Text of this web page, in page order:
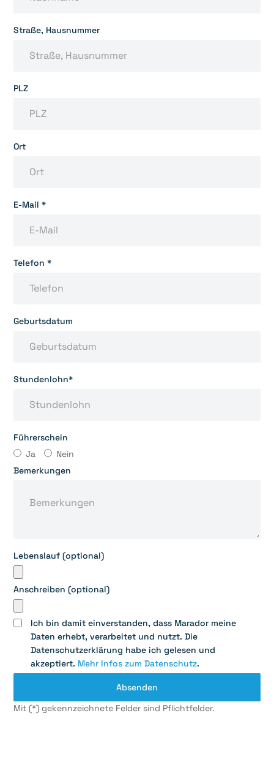
Straße, Hausnummer
PLZ
Ort
E-Mail *
Telefon *
Geburtsdatum
Stundenlohn*
Führerschein
Ja
Nein
Bemerkungen
Lebenslauf (optional)
Anschreiben (optional)
Ich bin damit einverstanden, dass Marador meine
Daten erhebt, verarbeitet und nutzt. Die
Datenschutzerklärung habe ich gelesen und
akzeptiert. Mehr Infos zum Datenschutz.
Mit (*) gekennzeichnete Felder sind Pflichtfelder.